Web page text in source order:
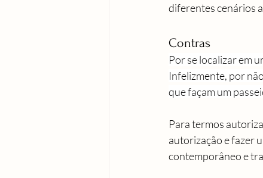
diferentes cenários
Contras
Por se localizar em
Infelizmente, por
que façam um
Para termos
autorização e fazer
contemporâneo e